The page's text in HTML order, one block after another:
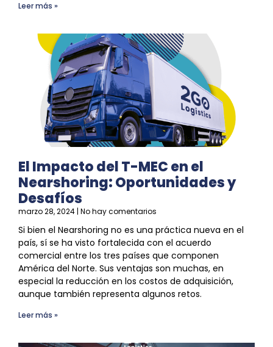
Leer más »
El Impacto del T-MEC en el
Nearshoring: Oportunidades y
Desafíos
marzo 28, 2024 No hay comentarios
Si bien el Nearshoring no es una práctica nueva en el
país, sí se ha visto fortalecida con el acuerdo
comercial entre los tres países que componen
América del Norte. Sus ventajas son muchas, en
especial la reducción en los costos de adquisición,
aunque también representa algunos retos.
Leer más »